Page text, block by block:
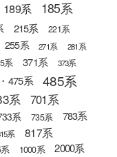
189系 185系
215系 221系
255系 271系
281系
系 371系 373系
475系 485系
系 701系
系 735系 783系
系 817系
1000系 2000系